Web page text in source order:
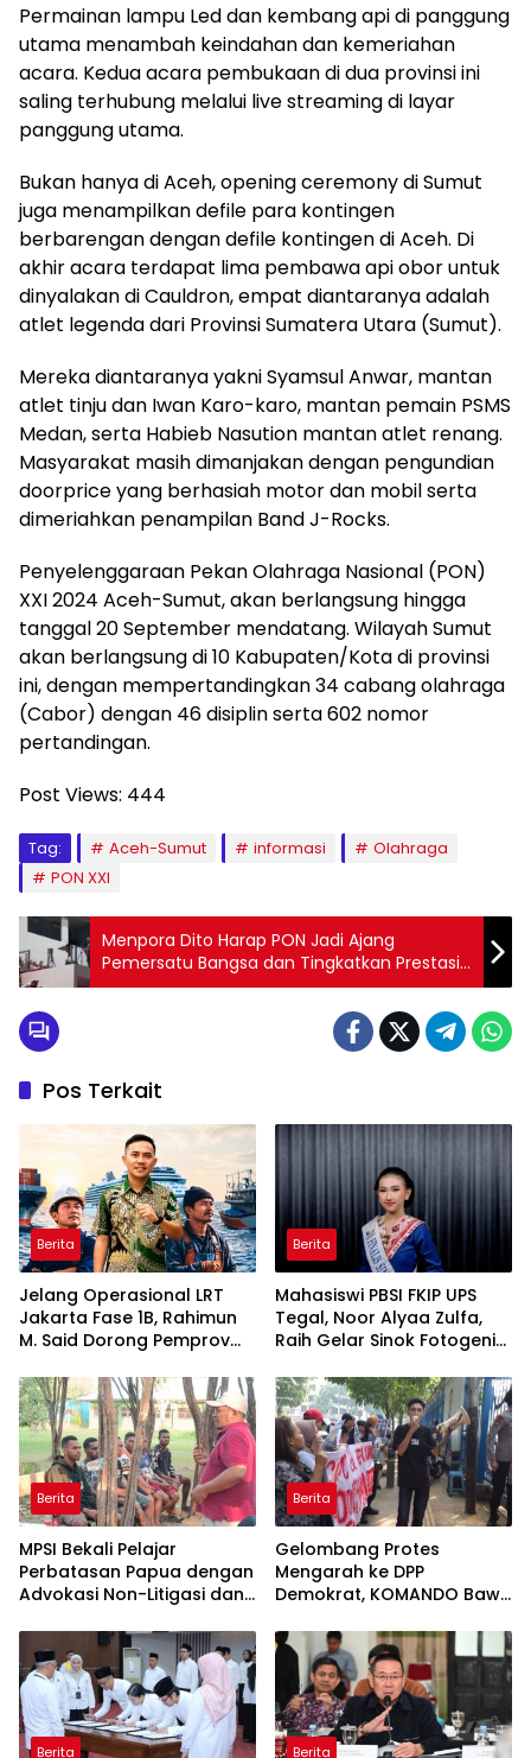
Permainan lampu Led dan kembang api di panggung
utama menambah keindahan dan kemeriahan
acara. Kedua acara pembukaan di dua provinsi ini
saling terhubung melalui live streaming di layar
panggung utama.
Bukan hanya di Aceh, opening ceremony di Sumut
juga menampilkan defile para kontingen
berbarengan dengan defile kontingen di Aceh. Di
akhir acara terdapat lima pembawa api obor untuk
dinyalakan di Cauldron, empat diantaranya adalah
atlet legenda dari Provinsi Sumatera Utara (Sumut).
Mereka diantaranya yakni Syamsul Anwar, mantan
atlet tinju dan Iwan Karo-karo, mantan pemain PSMS
Medan, serta Habieb Nasution mantan atlet renang.
Masyarakat masih dimanjakan dengan pengundian
doorprice yang berhasiah motor dan mobil serta
dimeriahkan penampilan Band J-Rocks.
Penyelenggaraan Pekan Olahraga Nasional (PON)
XXI 2024 Aceh-Sumut, akan berlangsung hingga
tanggal 20 September mendatang. Wilayah Sumut
akan berlangsung di 10 Kabupaten/Kota di provinsi
ini, dengan mempertandingkan 34 cabang olahraga
(Cabor) dengan 46 disiplin serta 602 nomor
pertandingan.
Post Views: 444
Tag: Aceh-Sumut informasi
Olahraga
PON XXI
Menpora Dito Harap PON Jadi Ajang
Pemersatu Bangsa dan Tingkatkan Prestasi
Olahraga
Pos Terkait
Berita
Jelang Operasional LRT
Jakarta Fase 1B, Rahimun
M. Said Dorong Pemprov
Economic Corridor
Initiative
Berita
Mahasiswi PBSI FKIP UPS
Tegal, Noor Alyaa Zulfa,
Raih Gelar Sinok Fotogenik
Berita
MPSI Bekali Pelajar
Perbatasan Papua dengan
Advokasi Non-Litigasi dan
Berita
Gelombang Protes
Mengarah ke DPP
Demokrat, KOMANDO Bawa
Dody Hanggodo
Berita Berita